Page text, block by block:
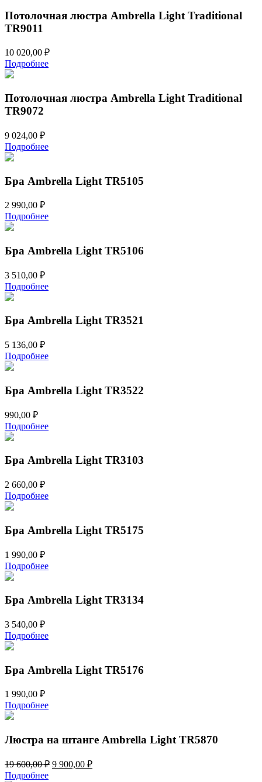
Потолочная люстра Ambrella Light Traditional
TR9011
10 020,00 ₽
Подробнее
Потолочная люстра Ambrella Light Traditional
TR9072
9 024,00 ₽
Подробнее
Бра Ambrella Light TR5105
2 990,00 ₽
Подробнее
Бра Ambrella Light TR5106
3 510,00 ₽
Подробнее
Бра Ambrella Light TR3521
5 136,00 ₽
Подробнее
Бра Ambrella Light TR3522
990,00 ₽
Подробнее
Бра Ambrella Light TR3103
2 660,00 ₽
Подробнее
Бра Ambrella Light TR5175
1 990,00 ₽
Подробнее
Бра Ambrella Light TR3134
3 540,00 ₽
Подробнее
Бра Ambrella Light TR5176
1 990,00 ₽
Подробнее
Люстра на штанге Ambrella Light TR5870
19 600,00₽ Первоначальная
9 900,00 ₽Текущая
Подробнее